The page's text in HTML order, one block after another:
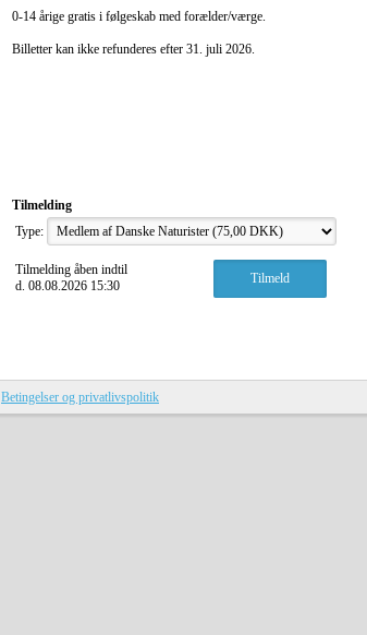
0-14 årige gratis i følgeskab med forælder/værge.
Billetter kan ikke refunderes efter 31. juli 2026.
Tilmelding
Type:
Tilmelding åben indtil
d. 08.08.2026 15:30
Betingelser og privatlivspolitik